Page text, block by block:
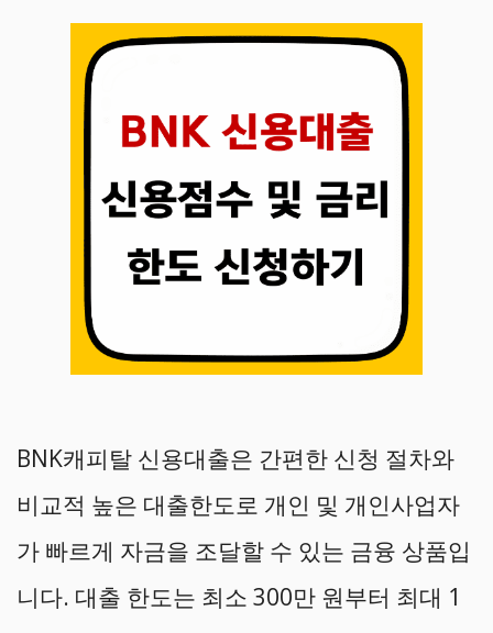
BNK캐피탈 신용대출은 간편한 신청 절차와
비교적 높은 대출한도로 개인 및 개인사업자
가 빠르게 자금을 조달할 수 있는 금융 상품입
니다. 대출 한도는 최소 300만 원부터 최대 1